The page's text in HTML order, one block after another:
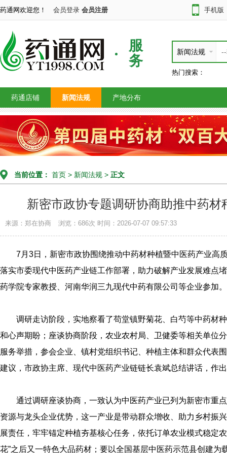
药通网欢迎您！ 会员登录 会员注册 手机版
服
务
新闻法规
热门搜索：
药通店铺 新闻法规 产地分布
当前位置： 首页 > 新闻法规 > 正文
新密市政协专题调研协商助推中药材
来源：郑在协商 浏览：686次 时间：2026-07-07 09:57:33
7月3日，新密市政协围绕推动中药材种植暨中医药产业高
落实市委现代中医药产业链工作部署，助力破解产业发展难点
药学院专家教授、河南华润三九现代中药有限公司等企业参加。
调研走访阶段，实地察看了苟堂镇野菊花、白芍等中药材
和心声期盼；座谈协商阶段，农业农村局、卫健委等相关单位
服务举措，参会企业、镇村党组织书记、种植主体和群众代表
建议，市政协主席、现代中医药产业链链长袁斌总结讲话，作
通过调研座谈协商，一致认为中医药产业已列为新密市重
资源与龙头企业优势，这一产业是带动群众增收、助力乡村振
展责任，牢牢锚定种植夯基核心任务，依托订单农业模式稳定
花”之后又一特色大品药材；要以全国基层中医药示范县创建